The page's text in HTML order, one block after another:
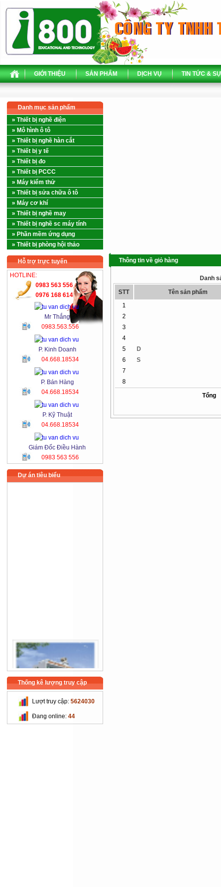
GIỚI THIỆU SẢN PHẨM DỊCH VỤ TIN TỨC &
Danh mục sản phẩm
» Thiết bị nghề điện
» Mô hình ô tô
» Thiết bị nghề hàn cắt
» Thiết bị y tế
» Thiết bị đo
» Thiết bị PCCC
» Máy kiểm thử
» Thiết bị sửa chữa ô tô
» Máy cơ khí
» Thiết bị nghề may
» Thiết bị nghề sc máy tính
» Phần mềm ứng dụng
» Thiết bị phòng hội thảo
Hỗ trợ trực tuyến
HOTLINE:
0983 563 556
0976 168 614
Mr Thắng
0983.563.556
P. Kinh Doanh
04.668.18534
P. Bán Hàng
04.668.18534
P. Kỹ Thuật
04.668.18534
Giám Đốc Điều Hành
0983 563 556
Dự án tiêu biểu
Trường Cao Đẳng Nghề Cơ
Khí Nông Nghiệp
Thống kê lượng truy cập
Lượt truy cập: 5624030
Đang online: 44
Thông tin về giỏ hàng
Danh
STT
Tên sản phẩm
1
2
3
4
5
D
6
S
7
8
Tổng